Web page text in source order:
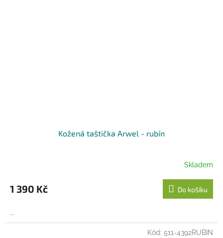
Kožená taštička Arwel - rubín
Skladem
1 390 Kč Do košíku
...
Kód: 511-4392RUBIN